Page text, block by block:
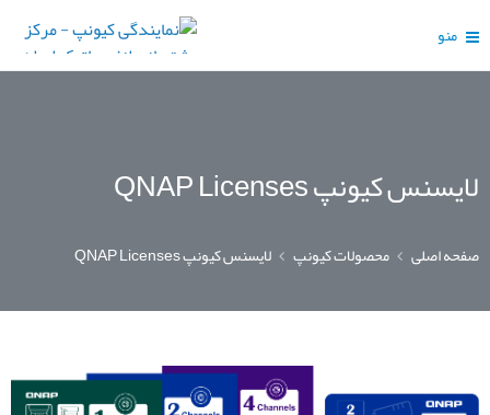
منو
لایسنس کیونپ QNAP Licenses
صفحه اصلی محصولات کیونپ لایسنس کیونپ QNAP Licenses